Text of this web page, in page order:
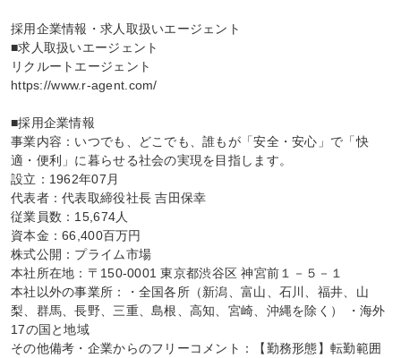
採用企業情報・求人取扱いエージェント
■求人取扱いエージェント
リクルートエージェント
https://www.r-agent.com/
■採用企業情報
事業内容：いつでも、どこでも、誰もが「安全・安心」で「快
適・便利」に暮らせる社会の実現を目指します。
設立：1962年07月
代表者：代表取締役社長 吉田保幸
従業員数：15,674人
資本金：66,400百万円
株式公開：プライム市場
本社所在地：〒150-0001 東京都渋谷区 神宮前１－５－１
本社以外の事業所：・全国各所（新潟、富山、石川、福井、山
梨、群馬、長野、三重、島根、高知、宮崎、沖縄を除く） ・海外
17の国と地域
その他備考・企業からのフリーコメント：【勤務形態】転勤範囲